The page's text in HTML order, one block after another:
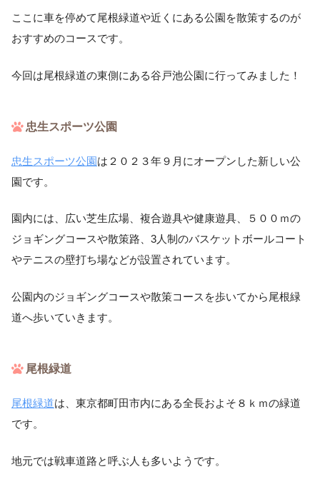
ここに車を停めて尾根緑道や近くにある公園を散策するのが
おすすめのコースです。
今回は尾根緑道の東側にある谷戸池公園に行ってみました！
忠生スポーツ公園
忠生スポーツ公園は２０２３年９月にオープンした新しい公
園です。
園内には、広い芝生広場、複合遊具や健康遊具、５００ｍの
ジョギングコースや散策路、3人制のバスケットボールコート
やテニスの壁打ち場などが設置されています。
公園内のジョギングコースや散策コースを歩いてから尾根緑
道へ歩いていきます。
尾根緑道
尾根緑道は、東京都町田市内にある全長およそ８ｋｍの緑道
です。
地元では戦車道路と呼ぶ人も多いようです。